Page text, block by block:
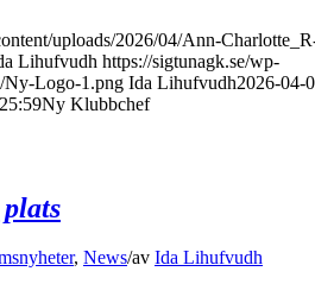
uploads/2026/04/Ann-
Lihufvudh https://sigtunagk.se/wp-
Ny-Logo-1.png Ida Lihufvudh2026-04-
Ny Klubbchef
, News/av Ida Lihufvudh